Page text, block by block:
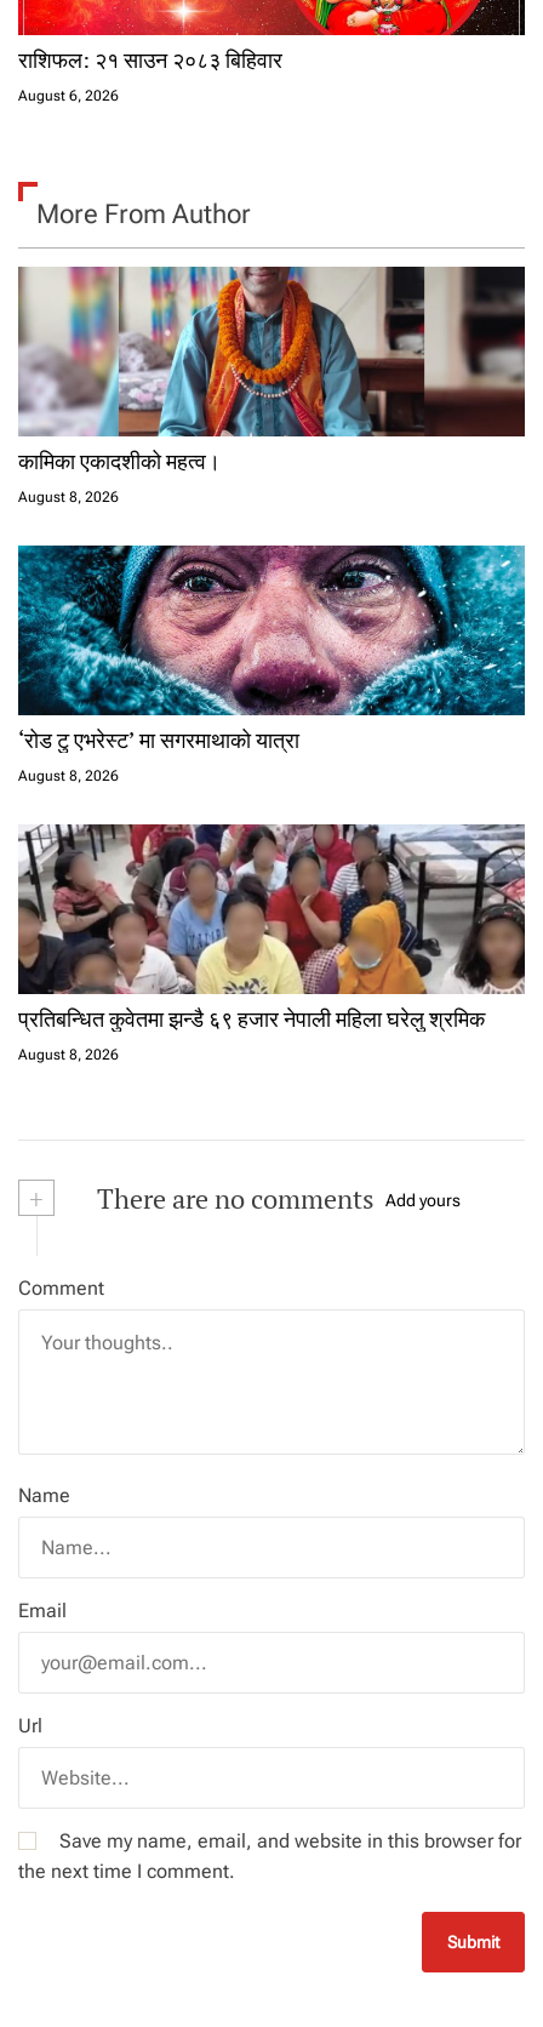
राशिफल: २१ साउन २०८३ बिहिवार
August 6, 2026
More From Author
कामिका एकादशीको महत्व।
August 8, 2026
‘रोड टु एभरेस्ट’ मा सगरमाथाको यात्रा
August 8, 2026
प्रतिबन्धित कुवेतमा झन्डै ६९ हजार नेपाली महिला घरेलु श्रमिक
August 8, 2026
+ There are no comments Add yours
Comment
Name
Email
Url
Save my name, email, and website in this browser for
the next time I comment.